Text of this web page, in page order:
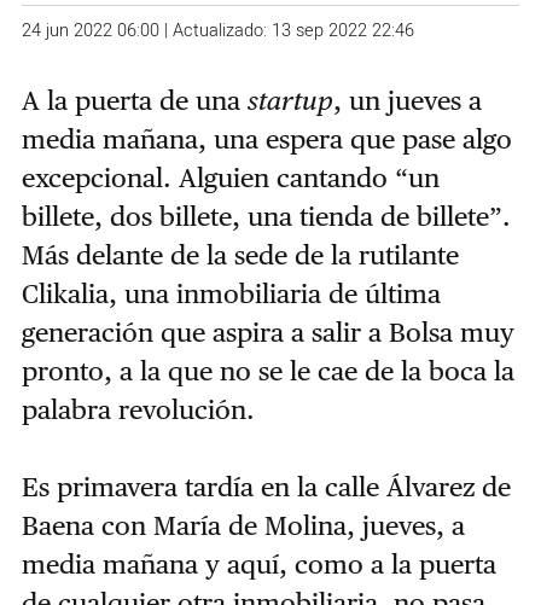
24 jun 2022 06:00 | Actualizado: 13 sep 2022 22:46
A la puerta de una startup, un jueves a
media mañana, una espera que pase algo
excepcional. Alguien cantando “un
billete, dos billete, una tienda de billete”.
Más delante de la sede de la rutilante
Clikalia, una inmobiliaria de última
generación que aspira a salir a Bolsa muy
pronto, a la que no se le cae de la boca la
palabra revolución.
Es primavera tardía en la calle Álvarez de
Baena con María de Molina, jueves, a
media mañana y aquí, como a la puerta